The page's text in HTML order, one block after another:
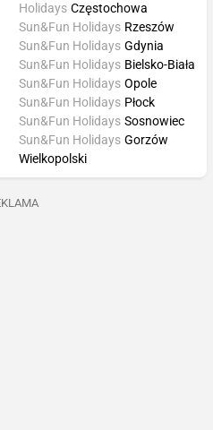
Holidays Częstochowa
Sun&Fun Holidays Rzeszów
Sun&Fun Holidays Gdynia
Sun&Fun Holidays Bielsko-Biała
Sun&Fun Holidays Opole
Sun&Fun Holidays Płock
Sun&Fun Holidays Sosnowiec
Sun&Fun Holidays Gorzów
Wielkopolski